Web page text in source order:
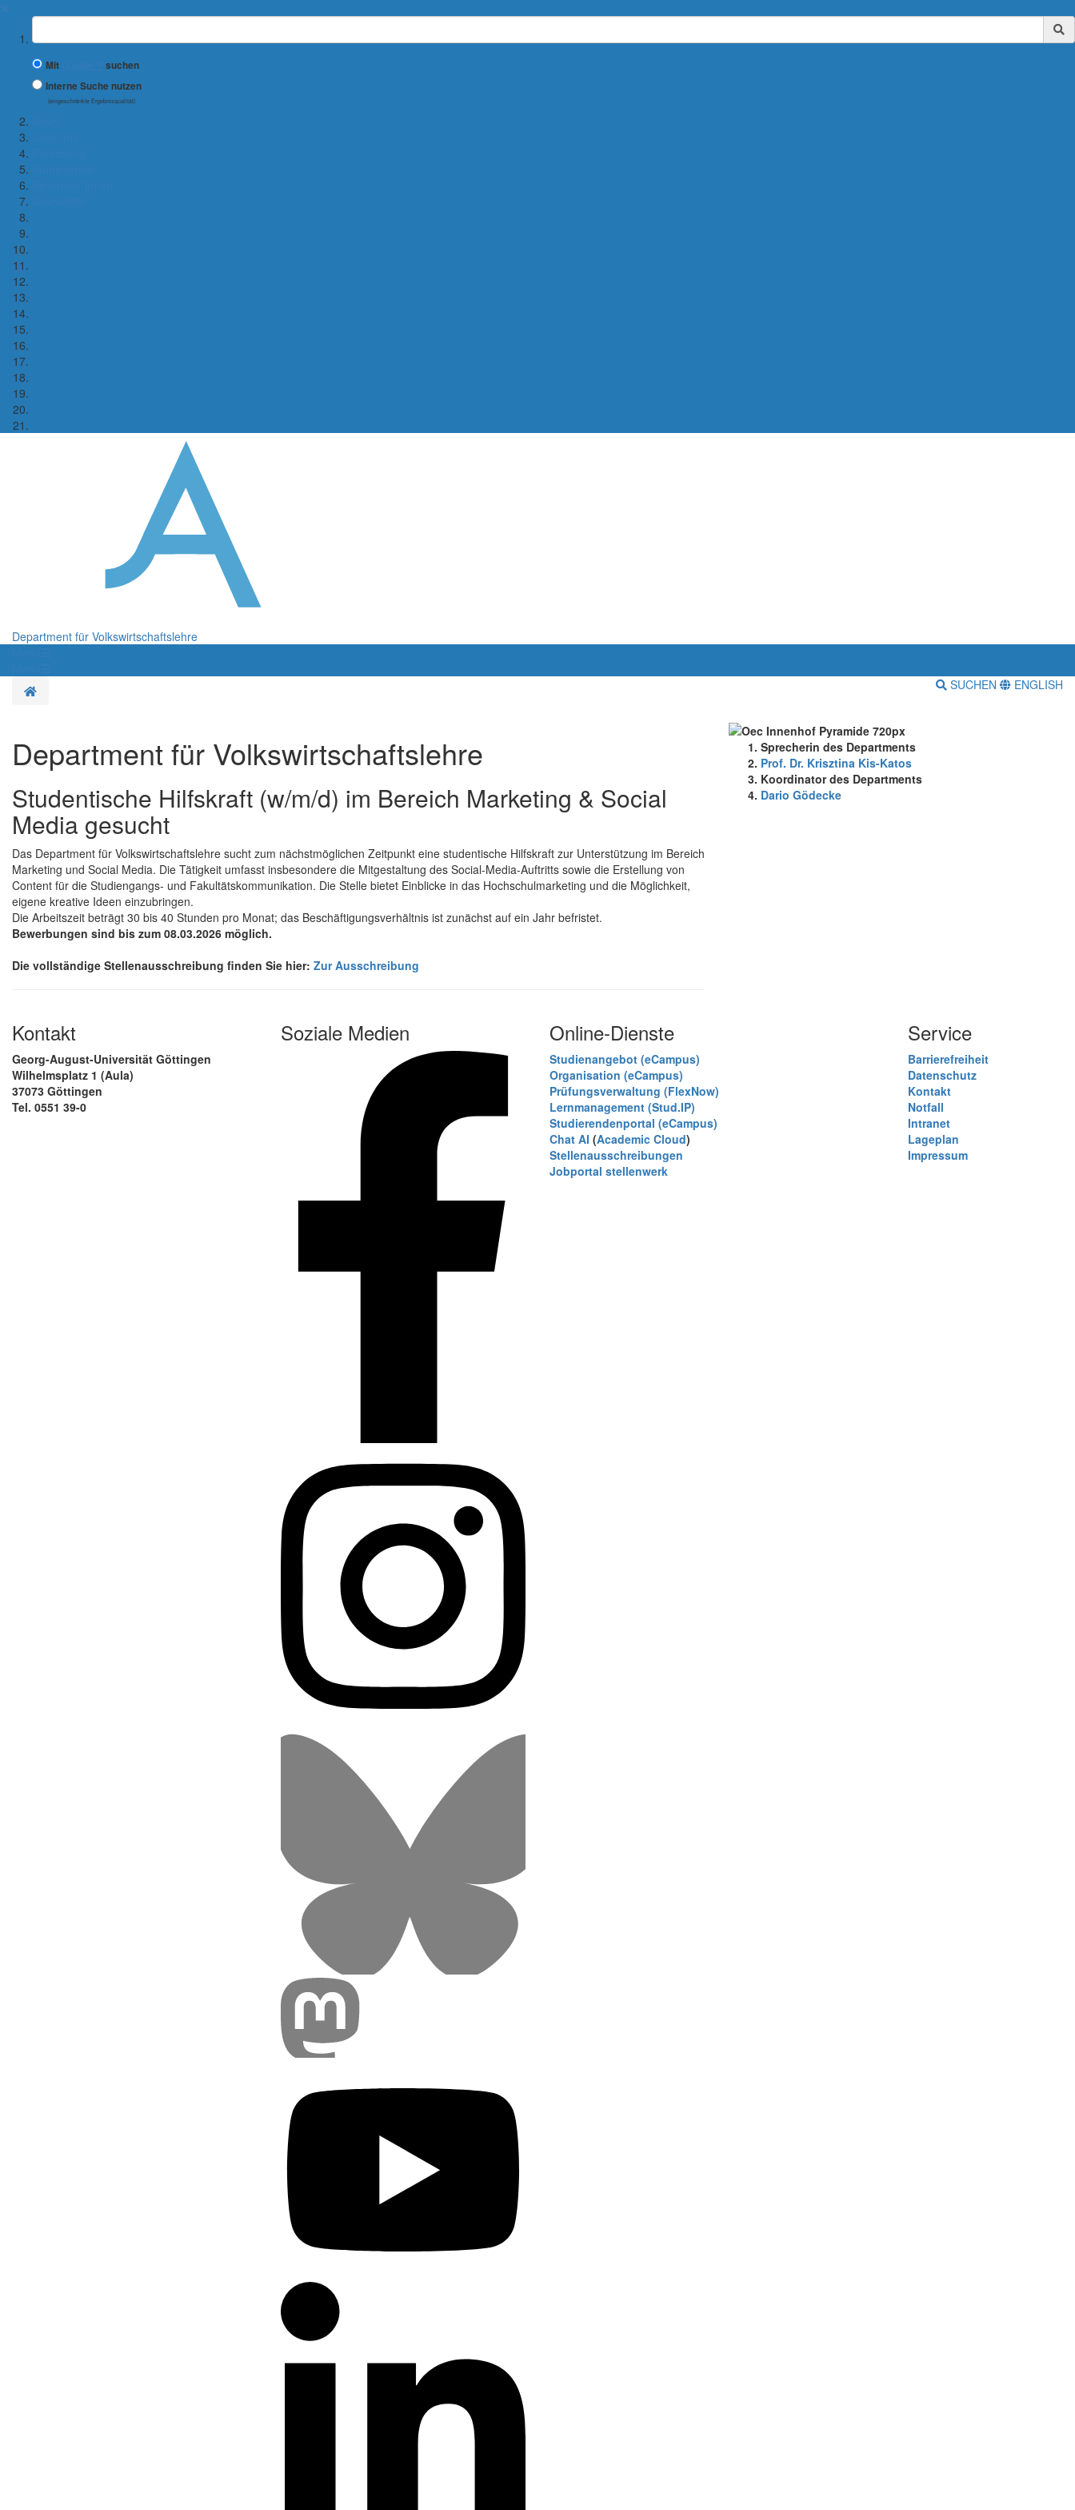
Suchbegriff
Mit
suchen
Interne Suche nutzen
(eingeschränkte Ergebnisqualität)
Department für Volkswirtschaftslehre
Startseite
SUCHEN ENGLISH
Department für Volkswirtschaftslehre
Studentische Hilfskraft (w/m/d) im Bereich Marketing & Social
Media gesucht
Das Department für Volkswirtschaftslehre sucht zum nächstmöglichen Zeitpunkt eine studentische Hilfskraft zur Unterstützung im Bereich
Marketing und Social Media. Die Tätigkeit umfasst insbesondere die Mitgestaltung des Social-Media-Auftritts sowie die Erstellung von
Content für die Studiengangs- und Fakultätskommunikation. Die Stelle bietet Einblicke in das Hochschulmarketing und die Möglichkeit,
eigene kreative Ideen einzubringen.
Die Arbeitszeit beträgt 30 bis 40 Stunden pro Monat; das Beschäftigungsverhältnis ist zunächst auf ein Jahr befristet.
Bewerbungen sind bis zum 08.03.2026 möglich.
Die vollständige Stellenausschreibung finden Sie hier: Zur Ausschreibung
Sprecherin des Departments
Prof. Dr. Krisztina Kis-Katos
Koordinator des Departments
Dario Gödecke
Kontakt
Georg-August-Universität Göttingen
Wilhelmsplatz 1 (Aula)
37073 Göttingen
Tel. 0551 39-0
Soziale Medien Online-Dienste
Studienangebot (eCampus)
Organisation (eCampus)
Prüfungsverwaltung (FlexNow)
Lernmanagement (Stud.IP)
Studierendenportal (eCampus)
Chat AI (Academic Cloud)
Stellenausschreibungen
Jobportal stellenwerk
Service
Barrierefreiheit
Datenschutz
Kontakt
Notfall
Intranet
Lageplan
Impressum